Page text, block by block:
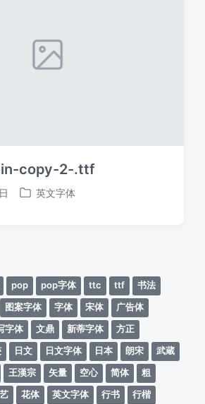
copy-2-.ttf
发
英文字体
pop pop字体 ttc ttf
书法
图案字体 字体 宋体
广告体
字体 文鼎 新蒂字体
方正
日文 日文字体 日本 朗宋
武蔵
王漢宗 矢量 空心 简体
粗
花体 英文字体 行书
行楷